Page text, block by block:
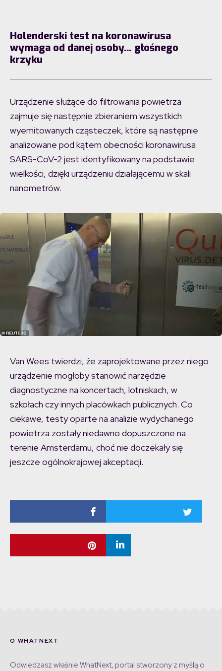
Holenderski test na koronawirusa
wymaga od danej osoby… głośnego
krzyku
Urządzenie służące do filtrowania powietrza
zajmuje się następnie zbieraniem wszystkich
wyemitowanych cząsteczek, które są następnie
analizowane pod kątem obecności koronawirusa.
SARS-CoV-2 jest identyfikowany na podstawie
wielkości, dzięki urządzeniu działającemu w skali
nanometrów.
Van Wees twierdzi, że zaprojektowane przez niego
urządzenie mogłoby stanowić narzędzie
diagnostyczne na koncertach, lotniskach, w
szkołach czy innych placówkach publicznych. Co
ciekawe, testy oparte na analizie wydychanego
powietrza zostały niedawno dopuszczone na
terenie Amsterdamu, choć nie doczekały się
jeszcze ogólnokrajowej akceptacji.
O WHATNEXT
Odwiedzasz właśnie WhatNext, portal stworzony z myślą o